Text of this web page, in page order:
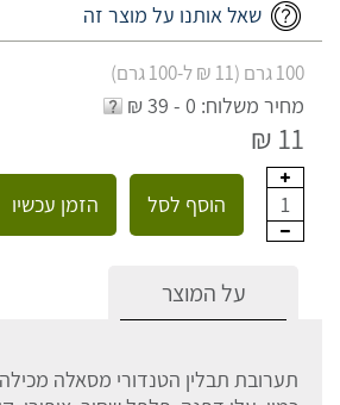
שאל אותנו על מוצר זה
100 גרם (11 ₪ ל-100 גרם)
מחיר משלוח: 0 - 39 ₪
11 ₪
1 הוסף לסל הזמן עכשיו
על המוצר
תערובת תבלין הטנדורי מסאלה